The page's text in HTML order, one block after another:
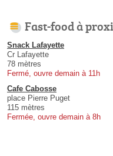
Fast-food à
Snack Lafayette
Cr Lafayette
78 mètres
Fermé, ouvre demain à 11h
Cafe Cabosse
place Pierre Puget
115 mètres
Fermée, ouvre demain à 8h